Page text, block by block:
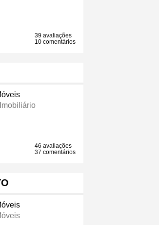
39 avaliações
10 comentários
46 avaliações
37 comentários